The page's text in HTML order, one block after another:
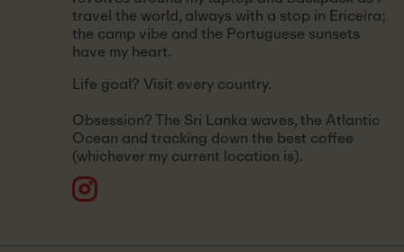
travel the world, always with a stop in Ericeira;
the camp vibe and the Portuguese sunsets
have my heart.
Life goal? Visit every country.
Obsession? The Sri Lanka waves, the Atlantic
Ocean and tracking down the best coffee
(whichever my current location is).